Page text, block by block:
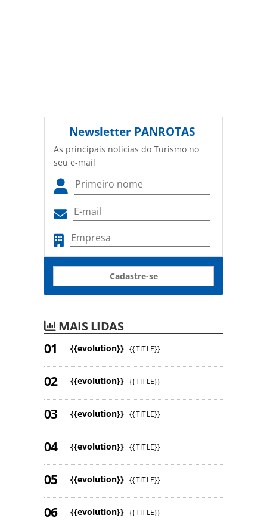
Newsletter PANROTAS
As principais notícias do Turismo no
seu e-mail
Cadastre-se
MAIS LIDAS
{{evolution}} {{TITLE}}
{{evolution}} {{TITLE}}
{{evolution}} {{TITLE}}
{{evolution}} {{TITLE}}
{{evolution}} {{TITLE}}
{{evolution}} {{TITLE}}